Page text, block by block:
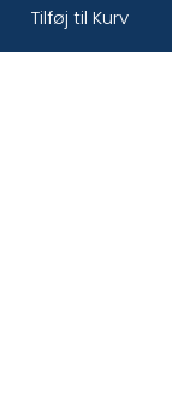
Tilføj til Kurv